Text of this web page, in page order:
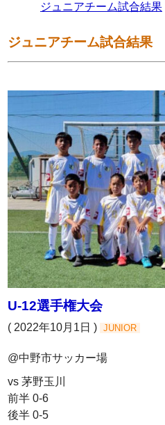
ジュニアチーム試合結果
ジュニアチーム試合結果
U-12選手権大会
( 2022年10月1日 ) JUNIOR
@中野市サッカー場
vs 茅野玉川
前半 0-6
後半 0-5